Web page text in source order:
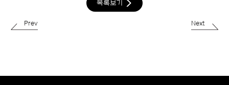
목록보기
Prev Next